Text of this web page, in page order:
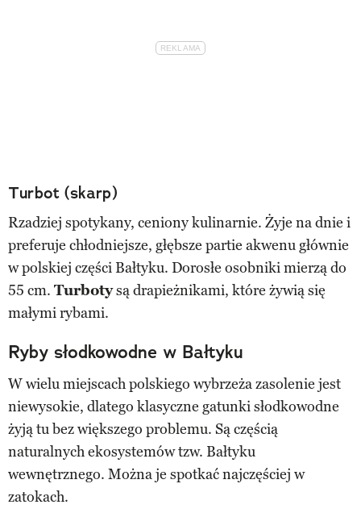
Turbot (skarp)
Rzadziej spotykany, ceniony kulinarnie. Żyje na dnie i
preferuje chłodniejsze, głębsze partie akwenu głównie
w polskiej części Bałtyku. Dorosłe osobniki mierzą do
55 cm. Turbotysą drapieżnikami, które żywią się
małymi rybami.
Ryby słodkowodne w Bałtyku
W wielu miejscach polskiego wybrzeża zasolenie jest
niewysokie, dlatego klasyczne gatunki słodkowodne
żyją tu bez większego problemu. Są częścią
naturalnych ekosystemów tzw. Bałtyku
wewnętrznego. Można je spotkać najczęściej w
zatokach.